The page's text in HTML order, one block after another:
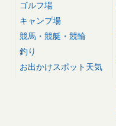
ゴルフ場
キャンプ場
競馬・競艇・競輪
釣り
お出かけスポット天気